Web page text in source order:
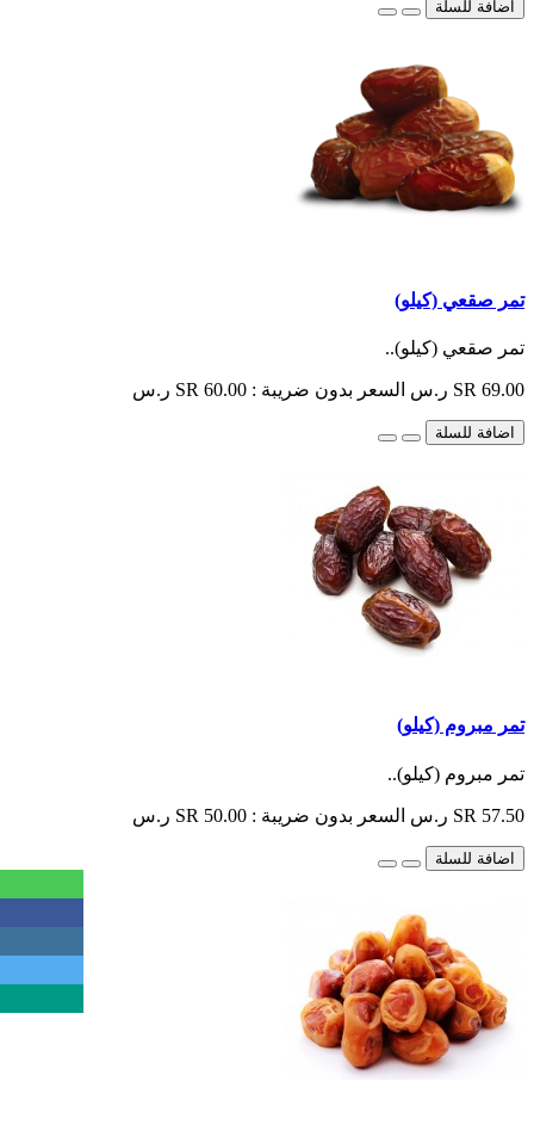
اضافة للسلة
تمر صقعي (كيلو)
تمر صقعي (كيلو)..
SR 69.00 ر.س السعر بدون ضريبة : SR 60.00 ر.س
اضافة للسلة
تمر مبروم (كيلو)
تمر مبروم (كيلو)..
SR 57.50 ر.س السعر بدون ضريبة : SR 50.00 ر.س
اضافة للسلة